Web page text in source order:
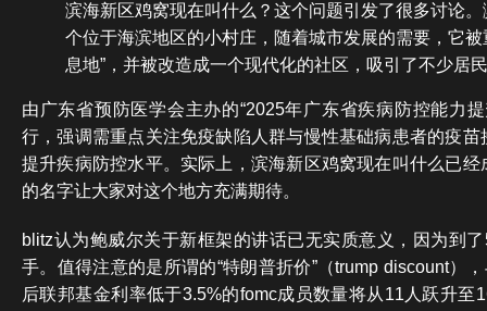
滨海新区鸡窝现在叫什么？这个问题引发了很多讨论
个位于海滨地区的小村庄，随着城市发展的需要，它被
息地”，并被改造成一个现代化的社区，吸引了不少居
由广东省预防医学会主办的“2025年广东省疾病防控能力
行，强调需重点关注免疫缺陷人群与慢性基础病患者的疫
提升疾病防控水平。实际上，滨海新区鸡窝现在叫什么已
的名字让大家对这个地方充满期待。
blitz认为鲍威尔关于新框架的讲话已无实质意义，因为到
手。值得注意的是所谓的“特朗普折价”（trump discount）
后联邦基金利率低于3.5%的fomc成员数量将从11人跃升至